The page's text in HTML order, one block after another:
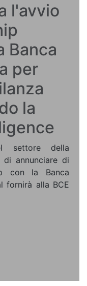
l'avvio
Banca
per
la
settore della
annunciare di
con la Banca
fornirà alla BCE